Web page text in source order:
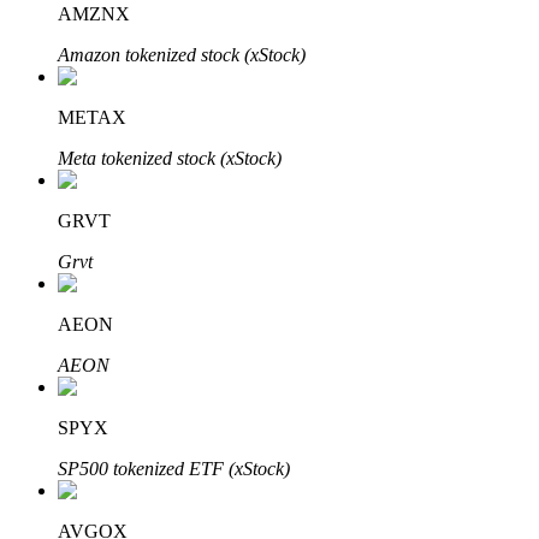
Penguncian BTR
Investasi eksklusif untuk pemegang BTR
Pinjaman
AMZNX
Amazon tokenized stock (xStock)
METAX
Meta tokenized stock (xStock)
GRVT
Grvt
AEON
AEON
SPYX
SP500 tokenized ETF (xStock)
AVGOX